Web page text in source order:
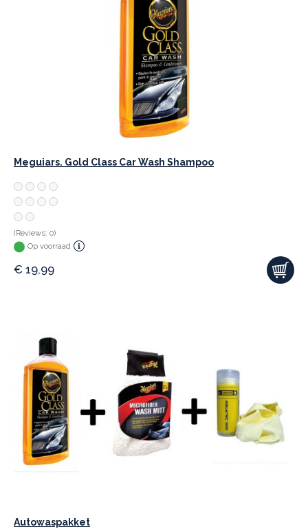
Meguiars. Gold Class Car Wash Shampoo
(Reviews: 0)
Op voorraad
€ 19,99
Autowaspakket